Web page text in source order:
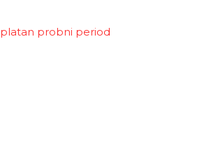
probni period